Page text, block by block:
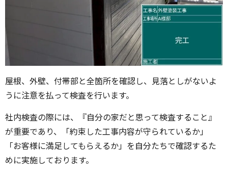
屋根、外壁、付帯部と全箇所を確認し、見落としがないよ
うに注意を払って検査を行います。
社内検査の際には、『自分の家だと思って検査すること』
が重要であり、「約束した工事内容が守られているか」
「お客様に満足してもらえるか」を自分たちで確認するた
めに実施しております。